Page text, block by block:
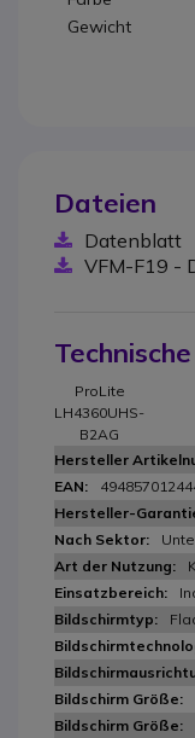
Gewicht
Dateien
Datenblatt
VFM-F19 -
ProLite
LH4360UHS-
B2AG